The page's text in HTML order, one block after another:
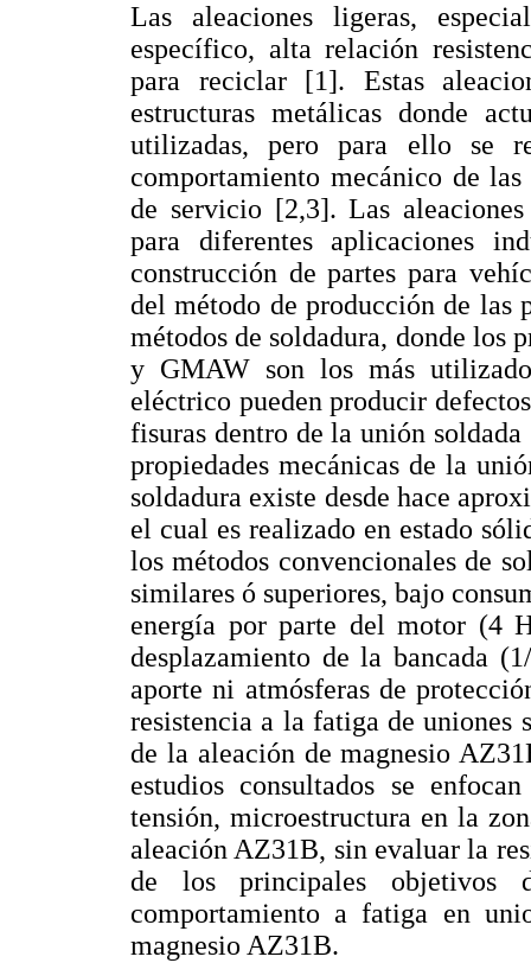
Las aleaciones ligeras,
específico, alta relación
para reciclar [1]. Estas
estructuras metálicas donde
utilizadas, pero para ello se
comportamiento mecánico de
de servicio [2,3]. Las
para diferentes aplicaciones
construcción de partes para
del método de producción de las
métodos de soldadura, donde los
y GMAW son los más
eléctrico pueden producir
fisuras dentro de la unión
propiedades mecánicas de la
soldadura existe desde hace
el cual es realizado en estado
los métodos convencionales de
similares ó superiores, bajo
energía por parte del motor (4
desplazamiento de la bancada
aporte ni atmósferas de
resistencia a la fatiga de uniones
de la aleación de magnesio
estudios consultados se
tensión, microestructura en la
aleación AZ31B, sin evaluar la
de los principales objetivos
comportamiento a fatiga en
magnesio AZ31B.